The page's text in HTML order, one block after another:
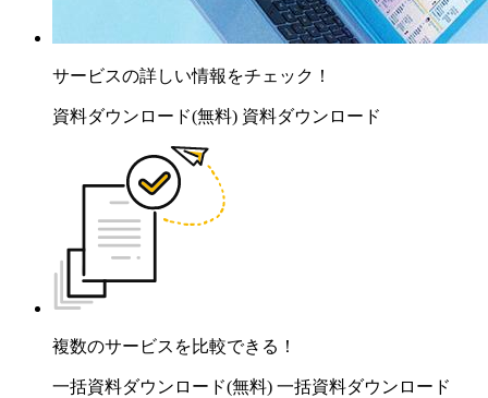
サービスの詳しい情報をチェック！
資料ダウンロード(無料) 資料ダウンロード
複数のサービスを比較できる！
一括資料ダウンロード(無料) 一括資料ダウンロード